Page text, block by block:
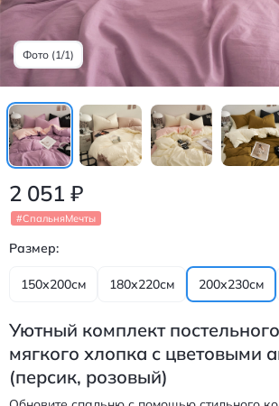
Фото (1/1)
2 051 ₽
#СпальняМечты
Размер:
150х200см 180х220см 200х230см
Уютный комплект
мягкого хлопка с цветовыми
(персик, розовый)